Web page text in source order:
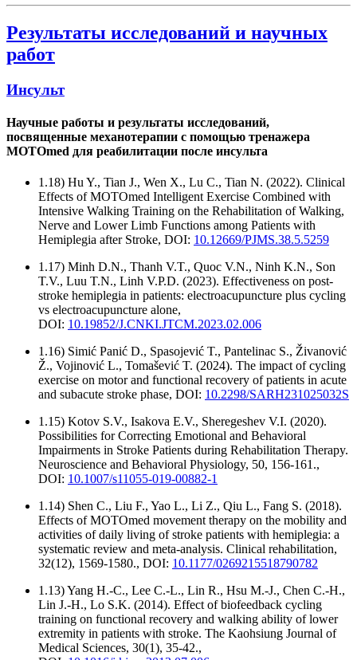
Результаты исследований и научных
работ
Инсульт
Научные работы и результаты исследований,
посвященные механотерапии с помощью тренажера
MOTOmed для реабилитации после инсульта
1.18) Hu Y., Tian J., Wen X., Lu C., Tian N. (2022). Clinical
Effects of MOTOmed Intelligent Exercise Combined with
Intensive Walking Training on the Rehabilitation of Walking,
Nerve and Lower Limb Functions among Patients with
Hemiplegia after Stroke, DOI: 10.12669/PJMS.38.5.5259
1.17) Minh D.N., Thanh V.T., Quoc V.N., Ninh K.N., Son
T.V., Luu T.N., Linh V.P.D. (2023). Effectiveness on post-
stroke hemiplegia in patients: electroacupuncture plus cycling
vs electroacupuncture alone,
DOI: 10.19852/J.CNKI.JTCM.2023.02.006
1.16) Simić Panić D., Spasojević T., Pantelinac S., Živanović
Ž., Vojinović L., Tomašević T. (2024). The impact of cycling
exercise on motor and functional recovery of patients in acute
and subacute stroke phase, DOI: 10.2298/SARH231025032S
1.15) Kotov S.V., Isakova E.V., Sheregeshev V.I. (2020).
Possibilities for Correcting Emotional and Behavioral
Impairments in Stroke Patients during Rehabilitation Therapy.
Neuroscience and Behavioral Physiology, 50, 156-161.,
DOI: 10.1007/s11055-019-00882-1
1.14) Shen C., Liu F., Yao L., Li Z., Qiu L., Fang S. (2018).
Effects of MOTOmed movement therapy on the mobility and
activities of daily living of stroke patients with hemiplegia: a
systematic review and meta-analysis. Clinical rehabilitation,
32(12), 1569-1580., DOI: 10.1177/0269215518790782
1.13) Yang H.-C., Lee C.-L., Lin R., Hsu M.-J., Chen C.-H.,
Lin J.-H., Lo S.K. (2014). Effect of biofeedback cycling
training on functional recovery and walking ability of lower
extremity in patients with stroke. The Kaohsiung Journal of
Medical Sciences, 30(1), 35-42.,